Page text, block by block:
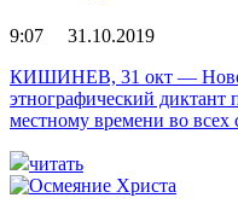
9:07 31.10.2019
КИШИНЕВ, 31 окт —
этнографический диктант
местному времени во
читать